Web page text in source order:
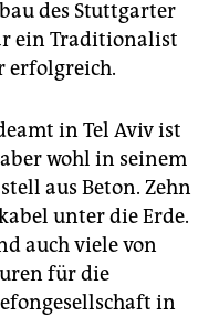
des Stuttgarter
ein Traditionalist
erfolgreich.
in Tel Aviv ist
wohl in seinem
aus Beton. Zehn
unter die Erde.
auch viele von
für die
in